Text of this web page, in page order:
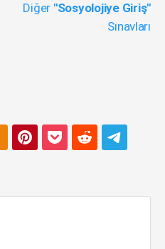
Diğer "Sosyolojiye Giriş"
Sınavları